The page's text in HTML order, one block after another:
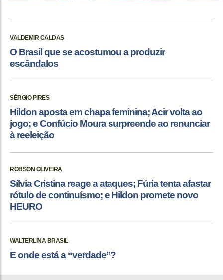
VALDEMIR CALDAS
O Brasil que se acostumou a produzir
escândalos
SÉRGIO PIRES
Hildon aposta em chapa feminina; Acir volta ao
jogo; e Confúcio Moura surpreende ao renunciar
à reeleição
ROBSON OLIVEIRA
Sílvia Cristina reage a ataques; Fúria tenta afastar
rótulo de continuísmo; e Hildon promete novo
HEURO
WALTERLINA BRASIL
E onde está a “verdade”?